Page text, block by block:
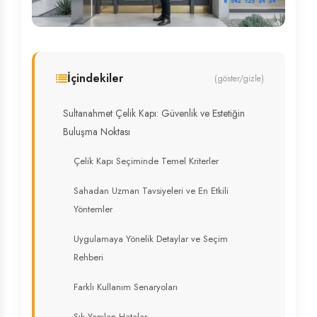
İçindekiler (göster/gizle)
Sultanahmet Çelik Kapı: Güvenlik ve Estetiğin
Buluşma Noktası
Çelik Kapı Seçiminde Temel Kriterler
Sahadan Uzman Tavsiyeleri ve En Etkili
Yöntemler
Uygulamaya Yönelik Detaylar ve Seçim
Rehberi
Farklı Kullanım Senaryoları